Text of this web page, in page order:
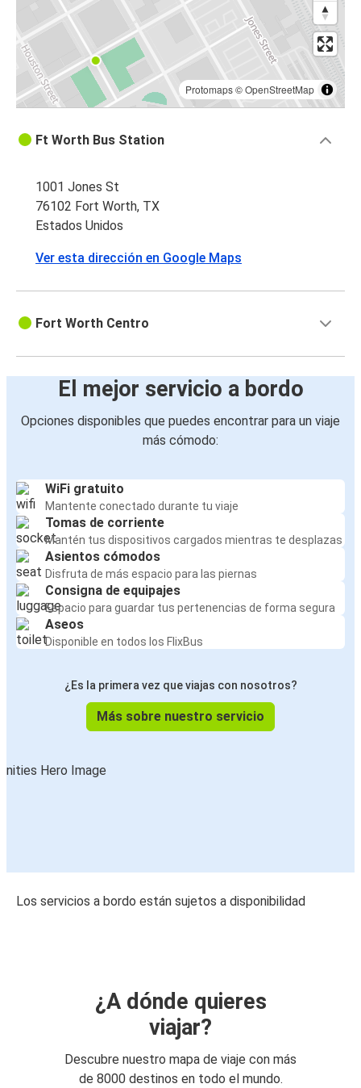
Protomaps©OpenStreetMap
Ft Worth Bus Station
1001 Jones St
76102 Fort Worth, TX
Estados Unidos
Ver esta dirección en Google Maps
Fort Worth Centro
El mejor servicio a bordo
Opciones disponibles que puedes encontrar para un viaje
más cómodo:
WiFi gratuito
Mantente conectado durante tu viaje
Tomas de corriente
Mantén tus dispositivos cargados mientras te desplazas
Asientos cómodos
Disfruta de más espacio para las piernas
Consigna de equipajes
Espacio para guardar tus pertenencias de forma segura
Aseos
Disponible en todos los FlixBus
¿Es la primera vez que viajas con nosotros?
Más sobre nuestro servicio
Los servicios a bordo están sujetos a disponibilidad
¿A dónde quieres
viajar?
Descubre nuestro mapa de viaje con más
de 8000 destinos en todo el mundo.